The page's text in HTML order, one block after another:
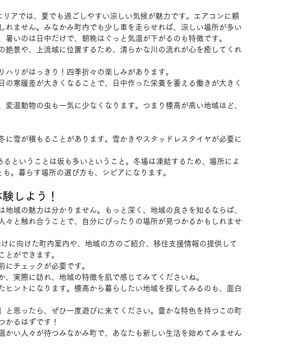
リアでは、夏でも過ごしやすい涼しい気候が魅力です。エアコンに頼
れません。みなかみ町内でも少し車を走らせれば、涼しい場所が多い
暑いのは日中だけで、朝晩はぐっと気温が下がるのも特徴です。
絶景や、上流域に位置するため、清らかな川の流れが心を癒してくれ
ハリがはっきり！四季折々の楽しみがあります。
の寒暖差が大きくなることで、日中作った栄養を蓄える働きが大きく
変温動物の虫も一気に少なくなります。つまり標高が高い地域ほど、
に雪が積もることがあります。雪かきやスタッドレスタイヤが必要に
るということは坂も多いということ。冬場は凍結するため、場所によ
。暮らす場所の選び方も、シビアになります。
しよう！
域の魅力は分かりません。もっと深く、地域の良さを知るならば、
々と触れ合うことで、自分にぴったりの場所が見つかるかもしれませ
に向けた町内案内や、地域の方のご紹介、移住支援情報の提供して
とができます。
にチェックが必要です。
、実際に訪れ、地域の特徴を肌で感じてみてくださいね。
ヒントになります。標高から暮らしたい地域を探してみるのも、面白
と思ったら、ぜひ一度遊びに来てください。豊かな特色を持つこの町
かるはずです！
かい人々が待つみなかみ町で、あなたも新しい生活を始めてみません